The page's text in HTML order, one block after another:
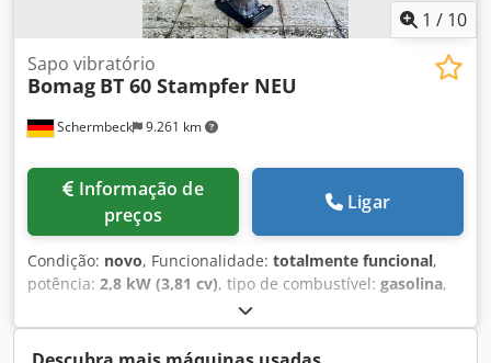
1 / 10
Schermbeck 9.261 km
Sapo vibratório
Bomag BT 60 Stampfer NEU
preços
Ligar
Condição: novo, Funcionalidade: totalmente funcional,
potência: 2,8 kW (3,81 cv), tipo de combustível: gasolina,
, peso operacional:
2026, Equipamento:Verificação de segurança UVV, Bomag
BT 60 Compactadora – NOVA Bomag BT 60 Compactadora –